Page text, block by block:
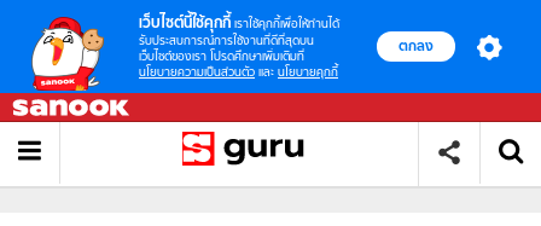
เว็บไซต์นี้ใช้คุกกี้ เราใช้คุกกี้เพื่อให้ท่านได้
รับประสบการณ์การใช้งานที่ดีที่สุดบน
เว็บไซต์ของเรา โปรดศึกษาเพิ่มเติมที่
นโยบายความเป็นส่วนตัว และ นโยบายคุกกี้
ตกลง